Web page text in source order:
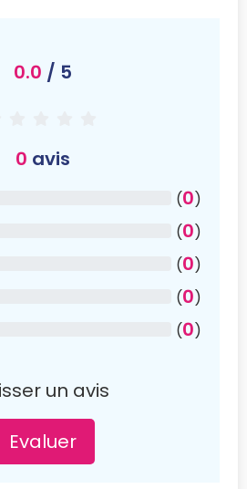
0.0 / 5
0 avis
(0)
(0)
(0)
(0)
(0)
un avis
Evaluer